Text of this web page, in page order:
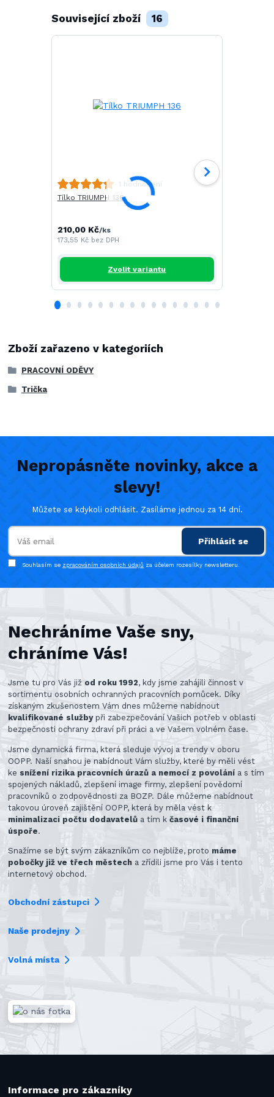
Související zboží 16
1 hodnocení
Tílko TRIUMPH 136
210,00 Kč/ks
173,55 Kč bez DPH
Zvolit variantu
Zboží zařazeno v kategoriích
PRACOVNÍ ODĚVY
Trička
Nepropásněte novinky, akce a
slevy!
Můžete se kdykoli odhlásit. Zasíláme jednou za 14 dní.
Přihlásit se
Souhlasím se zpracováním osobních údajů za účelem rozesílky newsletteru.
Nechráníme Vaše sny,
chráníme Vás!
Jsme tu pro Vás již od roku 1992, kdy jsme zahájili činnost v
sortimentu osobních ochranných pracovních pomůcek. Díky
získaným zkušenostem Vám dnes můžeme nabídnout
kvalifikované službypři zabezpečování Vašich potřeb v oblasti
bezpečnosti ochrany zdraví při práci a ve Vašem volném čase.
Jsme dynamická firma, která sleduje vývoj a trendy v oboru
OOPP. Naší snahou je nabídnout Vám služby, které by měli vést
ke snížení rizika pracovních úrazů a nemocí z povolání a s tím
spojených nákladů, zlepšení image firmy, zlepšení povědomí
pracovníků o zodpovědnosti za BOZP. Dále můžeme nabídnout
takovou úroveň zajištění OOPP, která by měla vést k
minimalizaci počtu dodavatelů a tím kčasové i finanční
úspoře.
Snažíme se být svým zákazníkům co nejblíže, proto máme
pobočky již ve třech městech a zřídili jsme pro Vás i tento
internetový obchod.
Obchodní zástupci
Naše prodejny
Volná místa
Informace pro zákazníky